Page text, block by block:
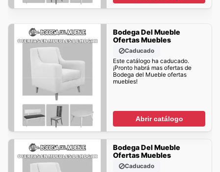
Bodega Del Mueble
Ofertas Muebles
Caducado
Este catálogo ha caducado.
¡Pronto habrá mas ofertas de
Bodega del Mueble ofertas
muebles!
Abrir catálogo
Bodega Del Mueble
Ofertas Muebles
Caducado